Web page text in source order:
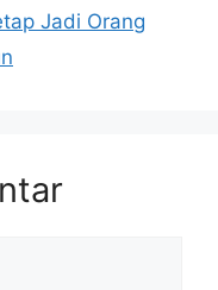
Jadi Orang